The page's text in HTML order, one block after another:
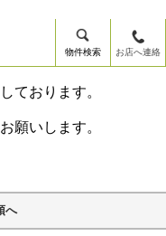
物件検索 お店へ連絡
ております。
願いします。
へ